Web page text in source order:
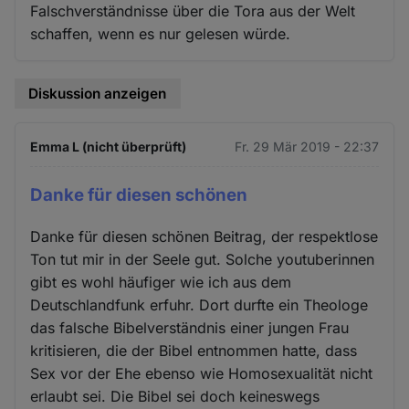
Falschverständnisse über die Tora aus der Welt
schaffen, wenn es nur gelesen würde.
Diskussion anzeigen
Emma L (nicht überprüft) Fr. 29 Mär 2019 - 22:37
Danke für diesen schönen
Danke für diesen schönen Beitrag, der respektlose
Ton tut mir in der Seele gut. Solche youtuberinnen
gibt es wohl häufiger wie ich aus dem
Deutschlandfunk erfuhr. Dort durfte ein Theologe
das falsche Bibelverständnis einer jungen Frau
kritisieren, die der Bibel entnommen hatte, dass
Sex vor der Ehe ebenso wie Homosexualität nicht
erlaubt sei. Die Bibel sei doch keineswegs